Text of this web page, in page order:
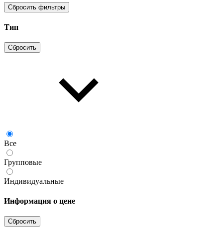
Сбросить фильтры
Тип
Сбросить
Все
Групповые
Индивидуальные
Информация о цене
Сбросить